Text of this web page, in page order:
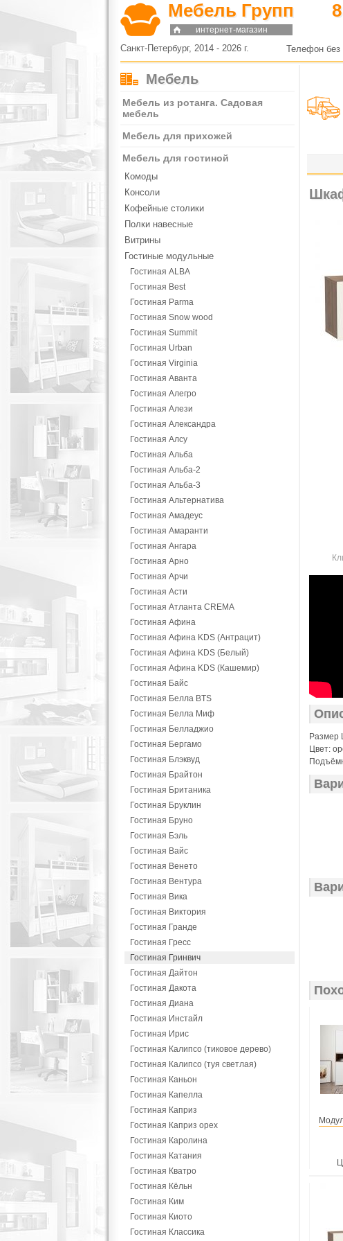
Мебель Групп
интернет-магазин
Санкт-Петербург, 2014 - 2026 г. Телефон
Мебель
Мебель из ротанга. Садовая
мебель
Мебель для прихожей
Мебель для гостиной
Комоды
Консоли
Кофейные столики
Полки навесные
Витрины
Гостиные модульные
Гостиная ALBA
Гостиная Best
Гостиная Parma
Гостиная Snow wood
Гостиная Summit
Гостиная Urban
Гостиная Virginia
Гостиная Аванта
Гостиная Алегро
Гостиная Алези
Гостиная Александра
Гостиная Алсу
Гостиная Альба
Гостиная Альба-2
Гостиная Альба-3
Гостиная Альтернатива
Гостиная Амадеус
Гостиная Амаранти
Гостиная Ангара
Гостиная Арно
Гостиная Арчи
Гостиная Асти
Гостиная Атланта CREMA
Гостиная Афина
Гостиная Афина KDS (Антрацит)
Гостиная Афина KDS (Белый)
Гостиная Афина KDS (Кашемир)
Гостиная Байс
Гостиная Белла BTS
Гостиная Белла Миф
Гостиная Белладжио
Гостиная Бергамо
Гостиная Блэквуд
Гостиная Брайтон
Гостиная Британика
Гостиная Бруклин
Гостиная Бруно
Гостиная Бэль
Гостиная Вайс
Гостиная Венето
Гостиная Вентура
Гостиная Вика
Гостиная Виктория
Гостиная Гранде
Гостиная Гресс
Гостиная Гринвич
Гостиная Дайтон
Гостиная Дакота
Гостиная Диана
Гостиная Инстайл
Гостиная Ирис
Гостиная Калипсо (тиковое дерево)
Гостиная Калипсо (туя светлая)
Гостиная Каньон
Гостиная Капелла
Гостиная Каприз
Гостиная Каприз орех
Гостиная Каролина
Гостиная Катания
Гостиная Кватро
Гостиная Кёльн
Гостиная Ким
Гостиная Киото
Гостиная Классика
Размер
Цвет: